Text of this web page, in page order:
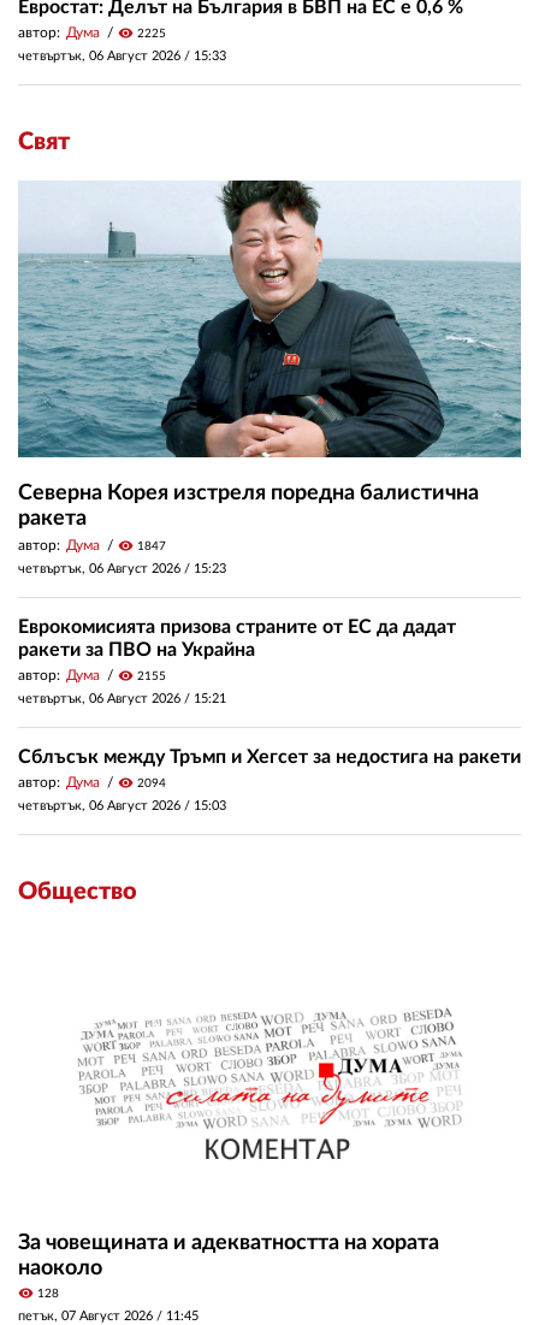
Евростат: Делът на България в БВП на ЕС е 0,6 %
автор: Дума visibility 2225
четвъртък, 06 Август 2026 / 15:33
Свят
Северна Корея изстреля поредна балистична
ракета
автор: Дума visibility 1847
четвъртък, 06 Август 2026 / 15:23
Еврокомисията призова страните от ЕС да дадат
ракети за ПВО на Украйна
автор: Дума visibility 2155
четвъртък, 06 Август 2026 / 15:21
Сблъсък между Тръмп и Хегсет за недостига на ракети
автор: Дума visibility 2094
четвъртък, 06 Август 2026 / 15:03
Общество
За човещината и адекватността на хората
наоколо
visibility 128
петък, 07 Август 2026 / 11:45